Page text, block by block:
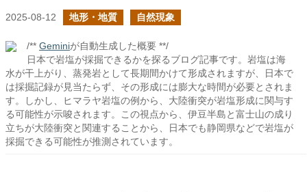
2025-08-12 地形・地質 自然現象
/** Geminiが自動生成した概要 **/
日本で岩塩が採掘できるかを探るブログ記事です。岩塩は海
水が干上がり、蒸発岩として長期間かけて形成されますが、日本で
は採掘記録が見当たらず、その形成には膨大な時間が必要とされま
す。しかし、ヒマラヤ岩塩の例から、大陸衝突が岩塩形成に関与す
る可能性が示唆されます。この視点から、伊豆半島と富士山の成り
立ちが大陸衝突と関連することから、日本でも静岡県などで岩塩が
採掘できる可能性が推測されています。